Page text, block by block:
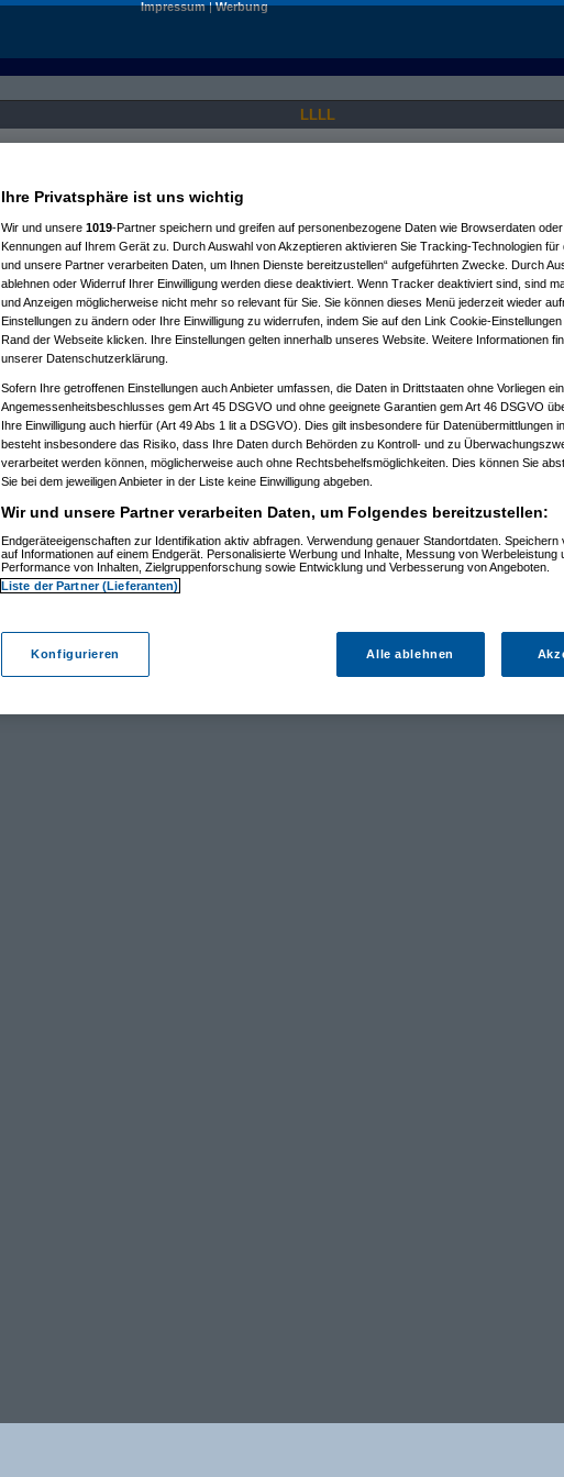
Impressum|Werbung
LLLL
Ihre Privatsphäre ist uns wichtig
Wir und unsere 1019-Partner speichern und greifen auf personenbezogene Daten wie Browserdaten
Kennungen auf Ihrem Gerät zu. Durch Auswahl von Akzeptieren aktivieren Sie Tracking-Technologien für
und unsere Partner verarbeiten Daten, um Ihnen Dienste bereitzustellen“ aufgeführten Zwecke. Durch
ablehnen oder Widerruf Ihrer Einwilligung werden diese deaktiviert. Wenn Tracker deaktiviert sind, sind
und Anzeigen möglicherweise nicht mehr so relevant für Sie. Sie können dieses Menü jederzeit wieder
Einstellungen zu ändern oder Ihre Einwilligung zu widerrufen, indem Sie auf den Link Cookie-
Rand der Webseite klicken. Ihre Einstellungen gelten innerhalb unseres Website. Weitere Informationen
unserer Datenschutzerklärung.
Sofern Ihre getroffenen Einstellungen auch Anbieter umfassen, die Daten in Drittstaaten ohne Vorliegen
Angemessenheitsbeschlusses gem Art 45 DSGVO und ohne geeignete Garantien gem Art 46 DSGVO
Ihre Einwilligung auch hierfür (Art 49 Abs 1 lit a DSGVO). Dies gilt insbesondere für Datenübermittlungen
besteht insbesondere das Risiko, dass Ihre Daten durch Behörden zu Kontroll- und zu
verarbeitet werden können, möglicherweise auch ohne Rechtsbehelfsmöglichkeiten. Dies können Sie
Sie bei dem jeweiligen Anbieter in der Liste keine Einwilligung abgeben.
Wir und unsere Partner verarbeiten Daten, um Folgendes bereitzustellen:
Endgeräteeigenschaften zur Identifikation aktiv abfragen. Verwendung genauer Standortdaten. Speichern
auf Informationen auf einem Endgerät. Personalisierte Werbung und Inhalte, Messung von Werbeleistung
Performance von Inhalten, Zielgruppenforschung sowie Entwicklung und Verbesserung von Angeboten.
Liste der Partner (Lieferanten)
Konfigurieren Alle ablehnen